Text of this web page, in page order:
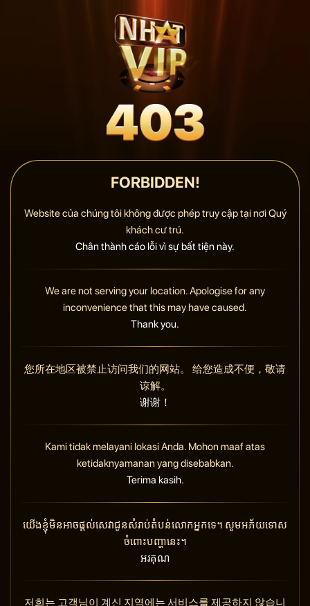
FORBIDDEN!
Website của chúng tôi không được phép truy cập tại nơi Quý
khách cư trú.
Chân thành cáo lỗi vì sự bất tiện này.
We are not serving your location. Apologise for any
inconvenience that this may have caused.
Thank you.
您所在地区被禁止访问我们的网站。 给您造成不便，敬请
谅解。
谢谢！
Kami tidak melayani lokasi Anda. Mohon maaf atas
ketidaknyamanan yang disebabkan.
Terima kasih.
យើងខ្ញុំមិនអាចផ្តល់សេវាជូនសំរាប់តំបន់លោកអ្នកទេ។ សូមអភ័យទោស
ចំពោះបញ្ហានេះ។
អរគុណ
저희는 고객님이 계신 지역에는 서비스를 제공하지 않습니